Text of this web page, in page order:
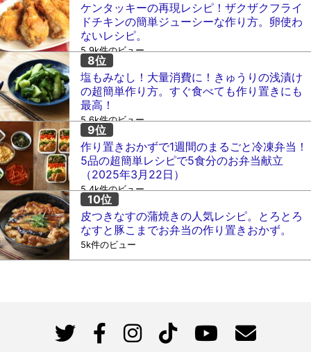
ケンタッキーの再現レシピ！ザクザクフライ
ドチキンの簡単ジューシーな作り方。卵使わ
ないレシピ。
5.9k件のビュー
塩もみなし！大量消費に！きゅうりの浅漬け
の超簡単作り方。すぐ食べても作り置きにも
最高！
5.6k件のビュー
作り置きおかずで1週間のまるごと冷凍弁当！
5品の超簡単レシピで5食分のお弁当献立
（2025年3月22日）
5.4k件のビュー
皮つきなすの蒲焼きの人気レシピ。とろとろ
なすと豚こまでお弁当の作り置きおかず。
5k件のビュー